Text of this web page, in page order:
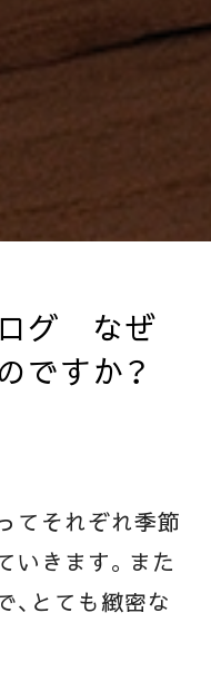
ログ なぜ
ですか？
てそれぞれ季節
いきます。また
、とても緻密な